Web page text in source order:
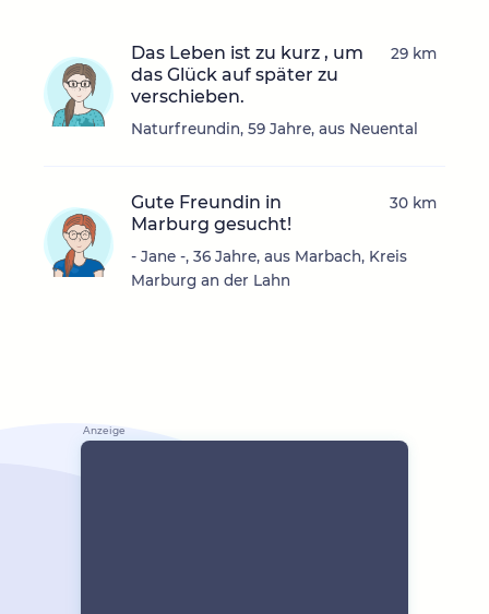
Das Leben ist zu kurz , um
das Glück auf später zu
verschieben.
Naturfreundin, 59 Jahre, aus Neuental
29 km
Gute Freundin in
Marburg gesucht!
- Jane -, 36 Jahre, aus Marbach, Kreis
Marburg an der Lahn
30 km